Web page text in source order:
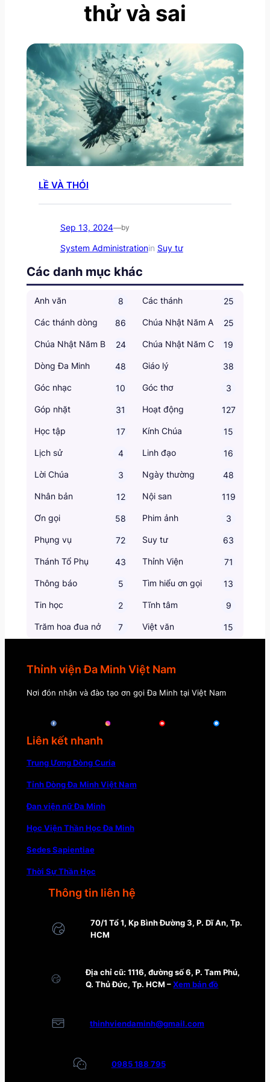
thử và sai
LỀ VÀ THÓI
Sep 13, 2024—by
System Administrationin Suy tư
Các danh mục khác
Anh văn 8 Các thánh 25
Các thánh dòng 86 Chúa Nhật Năm A 25
Chúa Nhật Năm B 24 Chúa Nhật Năm C 19
Dòng Đa Minh 48 Giáo lý 38
Góc nhạc 10 Góc thơ 3
Góp nhặt 31 Hoạt động 127
Học tập 17 Kính Chúa 15
Lịch sử 4 Linh đạo 16
Lời Chúa 3 Ngày thường 48
Nhân bản 12 Nội san 119
Ơn gọi 58 Phim ảnh 3
Phụng vụ 72 Suy tư 63
Thánh Tổ Phụ 43 Thỉnh Viện 71
Thông báo 5 Tìm hiểu ơn gọi 13
Tin học 2 Tĩnh tâm 9
Trăm hoa đua nở 7 Việt văn 15
Thỉnh viện Đa Minh Việt Nam
Nơi đón nhận và đào tạo ơn gọi Đa Minh tại Việt Nam
Liên kết nhanh
Trung Ương Dòng Curia
Tỉnh Dòng Đa Minh Việt Nam
Đan viện nữ Đa Minh
Học Viện Thần Học Đa Minh
Sedes Sapientiae
Thời Sự Thần Học
Thông tin liên hệ
70/1 Tổ 1, Kp Bình Đường 3, P. Dĩ An, Tp.
HCM
Địa chỉ cũ: 1116, đường số 6, P. Tam Phú,
Q. Thủ Đức, Tp. HCM –Xem bản đồ
thinhviendaminh@gmail.com
0985 188 795